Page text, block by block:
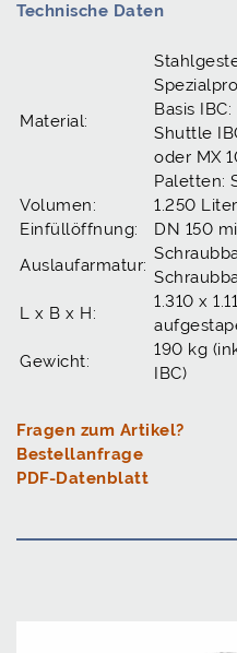
Technische Daten
Material:
Basis
Shuttle
oder MX
Paletten:
Volumen:
1.250
Einfüllöffnung:
DN 150
Auslaufarmatur:
L x B x H:
1.310 x
Gewicht:
190 kg
IBC)
Fragen zum Artikel?
Bestellanfrage
PDF-Datenblatt